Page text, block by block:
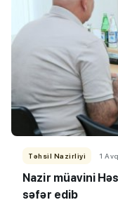
Təhsil Nazirliyi 1
Nazir müavini
səfər edib